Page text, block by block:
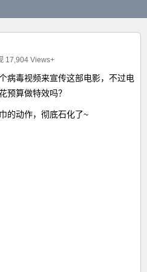
17,904 Views+
病毒视频来宣传这部电影，不过电
预算做特效吗？
的动作，彻底石化了~